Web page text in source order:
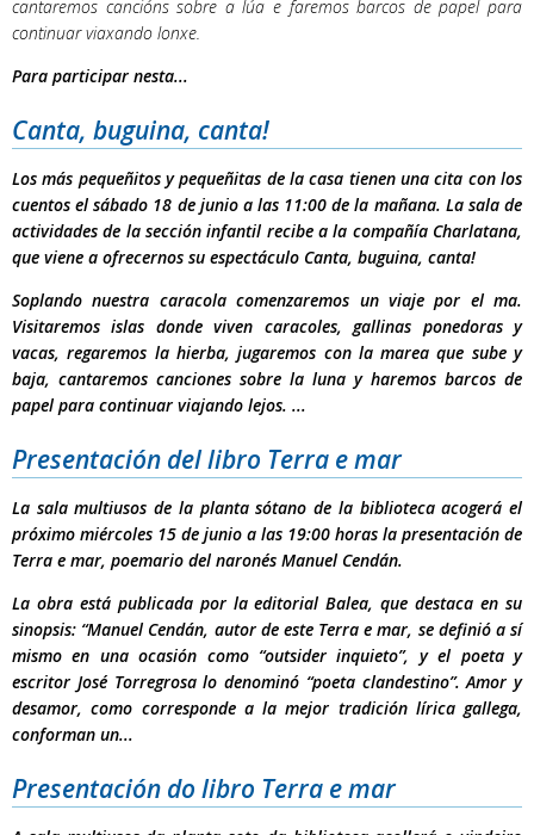
cantaremos cancións sobre a lúa e faremos barcos de papel para
continuar viaxando lonxe.
Para participar nesta...
Canta, buguina, canta!
Los más pequeñitos y pequeñitas de la casa tienen una cita con los
cuentos elsábado 18 de junio a las 11:00 de la mañana. La sala de
actividades de la sección infantil recibe a la compañía Charlatana,
que viene a ofrecernos su espectáculo Canta, buguina, canta!
Soplando nuestra caracola comenzaremos un viaje por el ma.
Visitaremos islas donde viven caracoles, gallinas ponedoras y
vacas, regaremos la hierba, jugaremos con la marea que sube y
baja, cantaremos canciones sobre la luna y haremos barcos de
papel para continuar viajando lejos. ...
Presentación del libro Terra e mar
La sala multiusos de la planta sótano de la biblioteca acogerá el
próximo miércoles 15 de junio a las 19:00 horas la presentación de
Terra e mar, poemario del naronés Manuel Cendán.
La obra está publicada por la editorial Balea, que destaca en su
sinopsis: “Manuel Cendán, autor de este Terra e mar, se definió a sí
mismo en una ocasión como “outsider inquieto”, y el poeta y
escritor José Torregrosa lo denominó “poeta clandestino”. Amor y
desamor, como corresponde a la mejor tradición lírica gallega,
conforman un...
Presentación do libro Terra e mar